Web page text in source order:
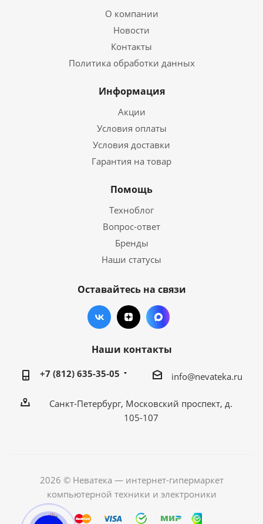
О компании
Новости
Контакты
Политика обработки данных
Информация
Акции
Условия оплаты
Условия доставки
Гарантия на товар
Помощь
Техноблог
Вопрос-ответ
Бренды
Наши статусы
Оставайтесь на связи
Наши контакты
+7 (812) 635-35-05 info@nevateka.ru
Санкт-Петербург, Московский проспект, д.
105-107
2026 © Неватека — интернет-гипермаркет
компьютерной техники и электроники